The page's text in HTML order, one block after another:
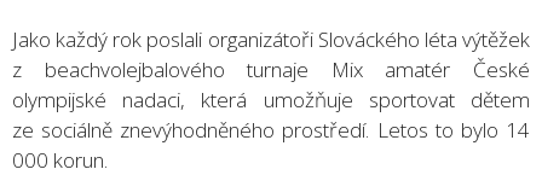
Jako každý rok poslali organizátoři Slováckého léta výtěžek
z beachvolejbalového turnaje Mix amatér České
olympijské nadaci, která umožňuje sportovat dětem
ze sociálně znevýhodněného prostředí. Letos to bylo 14
000 korun.